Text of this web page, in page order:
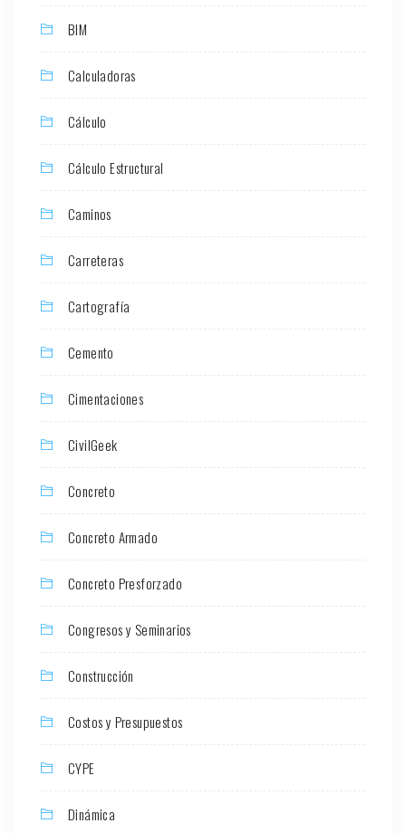
BIM
Calculadoras
Cálculo
Cálculo Estructural
Caminos
Carreteras
Cartografía
Cemento
Cimentaciones
CivilGeek
Concreto
Concreto Armado
Concreto Presforzado
Congresos y Seminarios
Construcción
Costos y Presupuestos
CYPE
Dinámica